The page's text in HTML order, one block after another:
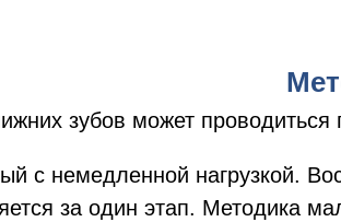
зубов может
с немедленной нагрузкой.
за один этап. Методика